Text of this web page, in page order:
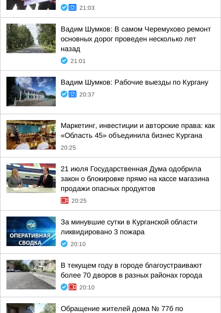
21:03
Вадим Шумков: В самом Черемухово ремонт
основных дорог проведен несколько лет
назад
21:01
Вадим Шумков: Рабочие выезды по Кургану
20:37
Маркетинг, инвестиции и авторские права: как
«Область 45» объединила бизнес Кургана
20:25
21 июля Государственная Дума одобрила
закон о блокировке прямо на кассе магазина
продажи опасных продуктов
20:25
За минувшие сутки в Курганской области
ликвидировано 3 пожара
20:10
В текущем году в городе благоустраивают
более 70 дворов в разных районах города
20:10
Обращение жителей дома № 77б по